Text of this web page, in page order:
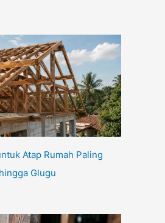
Atap Rumah Paling
Glugu